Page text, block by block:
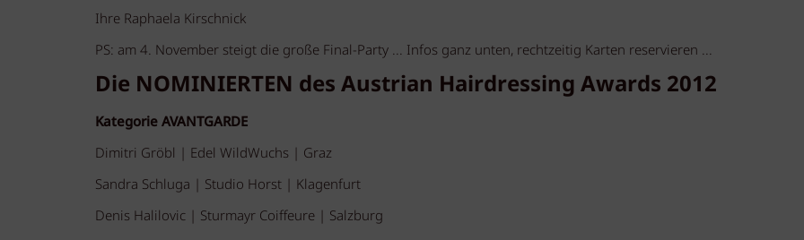
Ihre Raphaela Kirschnick
PS: am 4. November steigt die große Final-Party ... Infos ganz unten, rechtzeitig Karten reservieren ...
Die NOMINIERTEN des Austrian Hairdressing Awards 2012
Kategorie AVANTGARDE
Dimitri Gröbl | Edel WildWuchs | Graz
Sandra Schluga | Studio Horst | Klagenfurt
Denis Halilovic | Sturmayr Coiffeure | Salzburg